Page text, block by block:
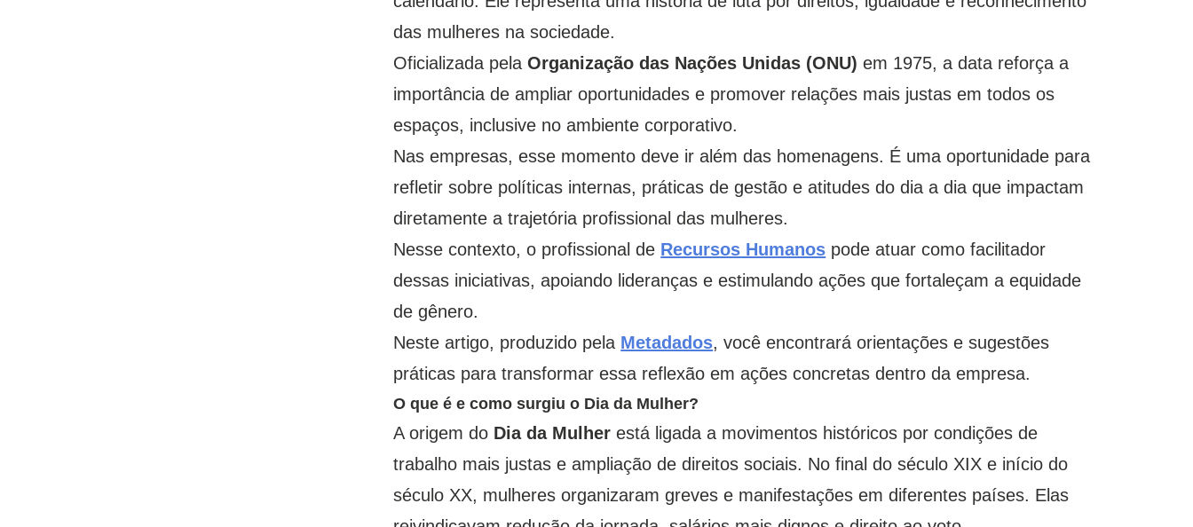
das mulheres na sociedade.
Oficializada pelaOrganização das Nações Unidas (ONU)em 1975, a data reforça a
importância de ampliar oportunidades e promover relações mais justas em todos os
espaços, inclusive no ambiente corporativo.
Nas empresas, esse momento deve ir além das homenagens. É uma oportunidade para
refletir sobre políticas internas, práticas de gestão e atitudes do dia a dia que impactam
diretamente a trajetória profissional das mulheres.
Nesse contexto, o profissional de Recursos Humanos pode atuar como facilitador
dessas iniciativas, apoiando lideranças e estimulando ações que fortaleçam a equidade
de gênero.
Neste artigo, produzido pela Metadados, você encontrará orientações e sugestões
práticas para transformar essa reflexão em ações concretas dentro da empresa.
O que é e como surgiu o Dia da Mulher?
A origem do Dia da Mulherestá ligada a movimentos históricos por condições de
trabalho mais justas e ampliação de direitos sociais. No final do século XIX e início do
século XX, mulheres organizaram greves e manifestações em diferentes países. Elas